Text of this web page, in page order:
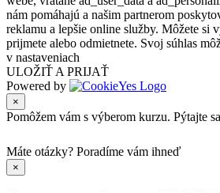
nám pomáhajú a našim partnerom
reklamu a lepšie online služby. Môžete si
prijmete alebo odmietnete. Svoj súhlas
v nastaveniach
ULOŽIŤ A PRIJAŤ
Powered by
×
Pomôžem vám s výberom kurzu. Pýtajte
Máte otázky? Poradíme vám ihneď
×